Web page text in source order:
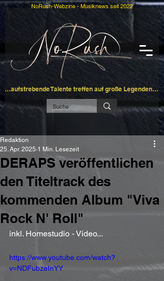
…aufstrebende Talente treffen auf große Legenden…
NoRush-Webzine - Musiknews seit 2022
DERAPS veröffentlichen
den Titeltrack des
kommenden Album "Viva
Rock N' Roll"
Redaktion
25. Apr. 2025 1 Min. Lesezeit
inkl. Homestudio - Video...
https://www.youtube.com/watch?
v=NDFubzeInYY